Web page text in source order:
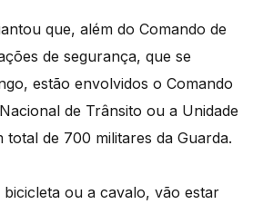
que, além do Comando de
de segurança, que se
estão envolvidos o Comando
de Trânsito ou a Unidade
de 700 militares da Guarda.
bicicleta ou a cavalo, vão estar